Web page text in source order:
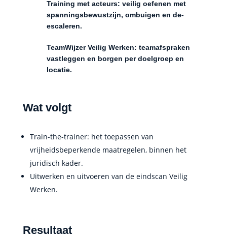
Training met acteurs: veilig oefenen met
spanningsbewustzijn, ombuigen en de-
escaleren.
TeamWijzer Veilig Werken: teamafspraken
vastleggen en borgen per doelgroep en
locatie.
Wat volgt
Train-the-trainer: het toepassen van
vrijheidsbeperkende maatregelen, binnen het
juridisch kader.
Uitwerken en uitvoeren van de eindscan Veilig
Werken.
Resultaat